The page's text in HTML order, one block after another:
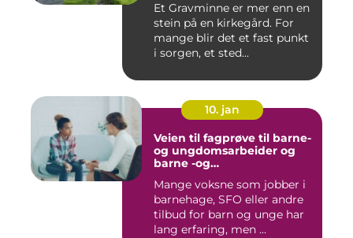
Et Gravminne er mer enn en
stein på en kirkegård. For
mange blir det et fast punkt
i sorgen, et sted...
10. jan
Veien til fagprøve til barne-
og ungdomsarbeider og
barne -og
Mange voksne som jobber i
barnehage, SFO eller andre
tilbud for barn og unge har
lang erfaring, men ...